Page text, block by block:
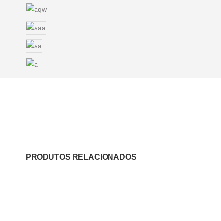
PRODUTOS RELACIONADOS